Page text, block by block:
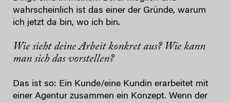
wahrscheinlich ist das einer der Gründe, warum
ich jetzt da bin, wo ich bin.
Wie sieht deine Arbeit konkret aus? Wie kann
man sich das vorstellen?
Das ist so: Ein Kunde/eine Kundin erarbeitet mit
einer Agentur zusammen ein Konzept. Wenn der